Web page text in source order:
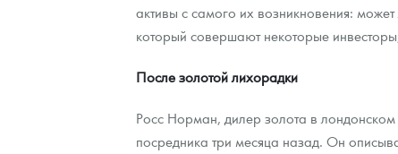
Ювелирные изделия
Положение по обработке и защите персональных
Пресс-служба
активы с самого их возникновения:
который совершают некоторые
После золотой лихорадки
Росс Норман, дилер золота в
посредника три месяца назад. Он